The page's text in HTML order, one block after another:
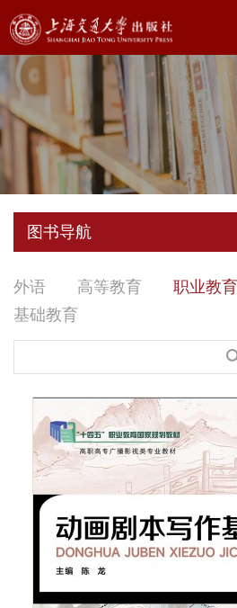
图书导航
外语 高等教育
职业教育
基础教育